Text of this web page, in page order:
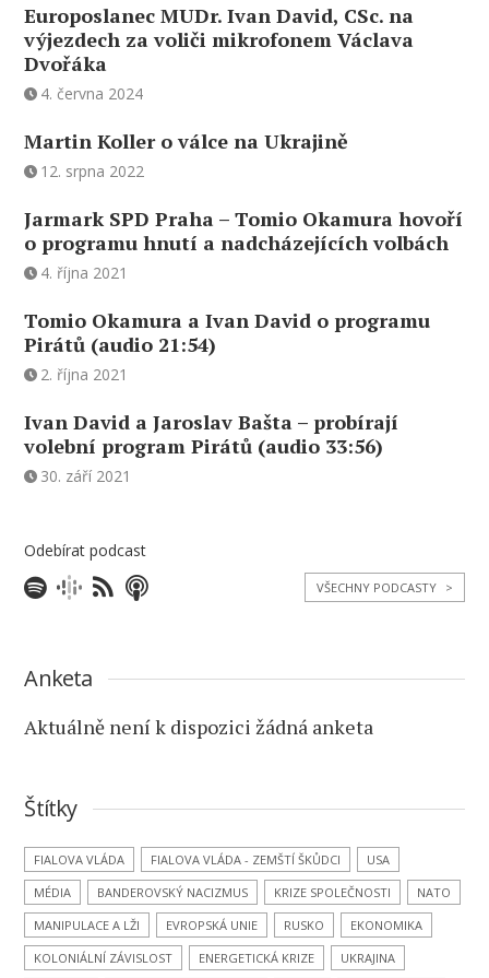
Europoslanec MUDr. Ivan David, CSc. na
výjezdech za voliči mikrofonem Václava
Dvořáka
4. června 2024
Martin Koller o válce na Ukrajině
12. srpna 2022
Jarmark SPD Praha – Tomio Okamura hovoří
o programu hnutí a nadcházejících volbách
4. října 2021
Tomio Okamura a Ivan David o programu
Pirátů (audio 21:54)
2. října 2021
Ivan David a Jaroslav Bašta – probírají
volební program Pirátů (audio 33:56)
30. září 2021
Odebírat podcast
VŠECHNY PODCASTY >
Anketa
Aktuálně není k dispozici žádná anketa
Štítky
FIALOVA VLÁDA FIALOVA VLÁDA - ZEMŠTÍ ŠKŮDCI
USA
MÉDIA
BANDEROVSKÝ NACIZMUS KRIZE SPOLEČNOSTI
NATO
MANIPULACE A LŽI
EVROPSKÁ UNIE RUSKO
EKONOMIKA
KOLONIÁLNÍ ZÁVISLOST
ENERGETICKÁ KRIZE
UKRAJINA